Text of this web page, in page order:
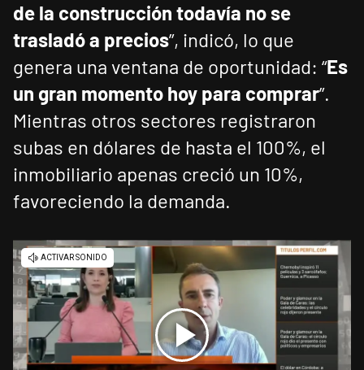
de la construcción todavía no se
trasladó a precios”, indicó, lo que
genera una ventana de oportunidad: “Es
un gran momento hoy para comprar”.
Mientras otros sectores registraron
subas en dólares de hasta el 100%, el
inmobiliario apenas creció un 10%,
favoreciendo la demanda.